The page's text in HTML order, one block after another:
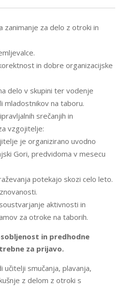
zanimanje za delo z otroki in
in dobre organizacijske
delo v skupini ter vodenje
mladostnikov na taboru.
srečanjih in
vzgojitelje:
je organizirano uvodno
Gori, predvidoma v mesecu
potekajo skozi celo leto.
aktivnosti in
za otroke na taborih.
in predhodne
za prijavo.
učitelji smučanja, plavanja,
z delom z otroki s